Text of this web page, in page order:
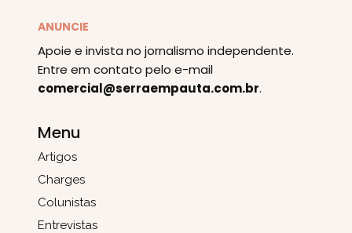
ANUNCIE
Apoie e invista no jornalismo independente.
Entre em contato pelo e-mail
comercial@serraempauta.com.br.
Menu
Artigos
Charges
Colunistas
Entrevistas